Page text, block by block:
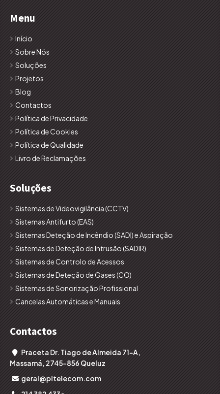
Menu
Início
Sobre Nós
Soluções
Projetos
Blog
Contactos
Política de Privacidade
Política de Cookies
Política de Qualidade
Livro de Reclamações
Soluções
Sistemas de Videovigilância (CCTV)
Sistemas Antifurto (EAS)
Sistemas Deteção de Incêndio (SADI) e Aspiração
Sistemas de Deteção de Intrusão (SADIR)
Sistemas de Controlo de Acessos
Sistemas de Deteção de Gases (CO)
Sistemas de Sonorização Profissional
Cancelas Automáticas e Manuais
Contactos
 Praceta Dr. Tiago de Almeida 71-A,
Massamá, 2745-856 Queluz
 geral@pltelecom.com